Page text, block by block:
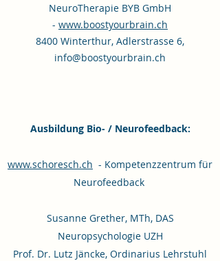
NeuroTherapie BYB GmbH
- www.boostyourbrain.ch
8400 Winterthur, Adlerstrasse 6,
info@boostyourbrain.ch
Ausbildung Bio- / Neurofeedback:
www.schoresch.ch - Kompetenzzentrum für
Neurofeedback
Susanne Grether, MTh, DAS
Neuropsychologie UZH
Prof. Dr. Lutz Jäncke, Ordinarius Lehrstuhl